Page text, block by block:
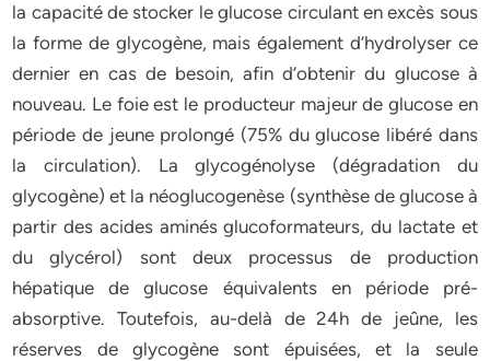
la capacité de stocker le glucose circulant en excès sous
la forme de glycogène, mais également d’hydrolyser ce
dernier en cas de besoin, afin d’obtenir du glucose à
nouveau. Le foie est le producteur majeur de glucose en
période de jeune prolongé (75% du glucose libéré dans
la circulation). La glycogénolyse (dégradation du
glycogène) et la néoglucogenèse (synthèse de glucose à
partir des acides aminés glucoformateurs, du lactate et
du glycérol) sont deux processus de production
hépatique de glucose équivalents en période pré-
absorptive. Toutefois, au-delà de 24h de jeûne, les
réserves de glycogène sont épuisées, et la seule